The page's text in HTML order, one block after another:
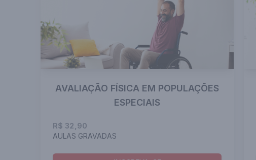
AVALIAÇÃO FÍSICA EM POPULAÇÕES
ESPECIAIS
R$ 32,90
AULAS GRAVADAS